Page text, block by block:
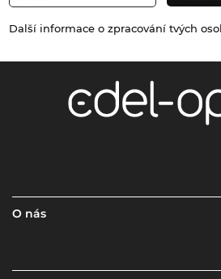
Další informace o zpracování tvých
O nás